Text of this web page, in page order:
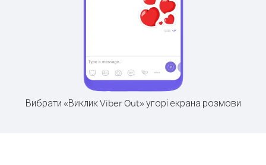
Вибрати «Виклик Viber Out» угорі екрана розмови